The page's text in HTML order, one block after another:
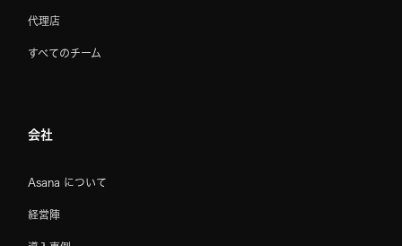
代理店
すべてのチーム
会社
Asana について
経営陣